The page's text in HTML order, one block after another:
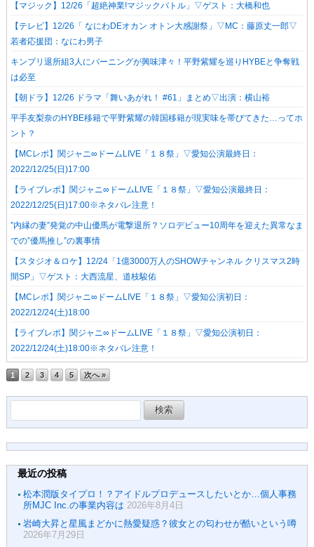
【マジック】12/26「超絶神業!マジックバトル」▽ゲスト：大橋和也
【テレビ】12/26「 なにわDEオカン オトン大感謝祭」▽MC：藤原丈一郎▽
若者応援団：なにわ男子
キンプリ退所組3人にバーニングが興味津々！平野紫耀を巡りHYBEと争奪戦
は必至
【朝ドラ】12/26 ドラマ「舞いあがれ！ #61」まとめ▽出演：横山裕
平手友梨奈のHYBE移籍で平野紫耀の韓国移籍が現実味を帯びてきた…ってホ
ント？
【MCレポ】関ジャニ∞ドームLIVE「１８祭」▽愛知公演最終日：
2022/12/25(日)17:00
【ライブレポ】関ジャニ∞ドームLIVE「１８祭」▽愛知公演最終日：
2022/12/25(日)17:00※ネタバレ注意！
”内縁の妻”発覚の中山優馬が電撃退所？ソロデビュー10周年を迎えた異常なま
での”優馬推し”の裏事情
【スタジオ＆ロケ】12/24「1億3000万人のSHOWチャンネル クリスマス2時
間SP」▽ゲスト：大西流星、道枝駿佑
【MCレポ】関ジャニ∞ドームLIVE「１８祭」▽愛知公演初日：
2022/12/24(土)18:00
【ライブレポ】関ジャニ∞ドームLIVE「１８祭」▽愛知公演初日：
2022/12/24(土)18:00※ネタバレ注意！
1 2 3 4 5 次へ »
索:
最近の投稿
松本潤版タイプロ！？アイドルプロデュースしたいとか…個人事務
所MJC Inc.の事業内容は 2026年8月4日
岩崎大昇と星風まどかに熱愛疑惑？彼女との匂わせが酷いという噂
2026年7月29日